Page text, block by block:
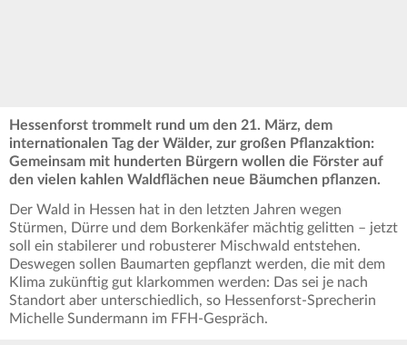
Hessenforst trommelt rund um den 21. März, dem
internationalen Tag der Wälder, zur großen Pflanzaktion:
Gemeinsam mit hunderten Bürgern wollen die Förster auf
den vielen kahlen Waldflächen neue Bäumchen pflanzen.
Der Wald in Hessen hat in den letzten Jahren wegen
Stürmen, Dürre und dem Borkenkäfer mächtig gelitten – jetzt
soll ein stabilerer und robusterer Mischwald entstehen.
Deswegen sollen Baumarten gepflanzt werden, die mit dem
Klima zukünftig gut klarkommen werden: Das sei je nach
Standort aber unterschiedlich, so Hessenforst-Sprecherin
Michelle Sundermann im FFH-Gespräch.